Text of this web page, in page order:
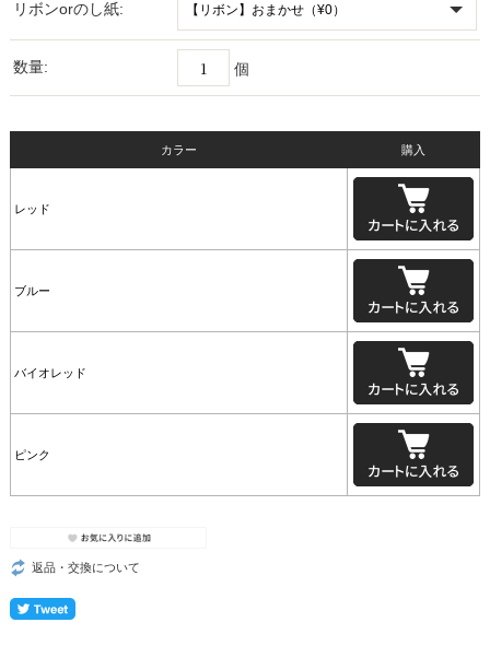
リボンorのし紙:
数量: 個
カラー 購入
レッド
ブルー
バイオレッド
ピンク
返品・交換について